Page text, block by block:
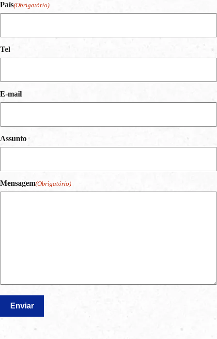
País(Obrigatório)
Tel
E-mail
Assunto
Mensagem(Obrigatório)